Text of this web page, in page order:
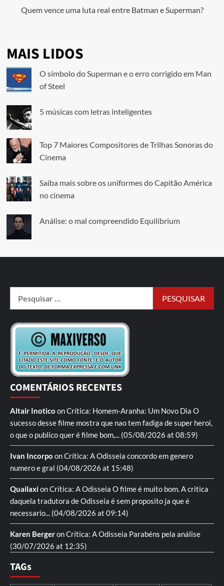
Quem vence uma luta real entre Batman e Superman?
MAIS LIDOS
O símbolo do Superman e o erro corrigido em Man
of Steel
5 músicas com letras inteligentes
Top 7 Maiores Compositores de Trilhas Sonoras do
Cinema
Saiba mais sobre os uniformes do Capitão América
no cinema
Análise: o mal compreendido Equilibrium
COMENTÁRIOS RECENTES
Altair Inotico onCrítica: Homem-Aranha: Um Novo Dia O
sucesso desse filme mostra que nao tem fadiga de super heroi,
o que o publico quer é filme bom,... (05/08/2026 at 08:59)
Ivan Incorpo onCrítica: A Odisseia concordo em genero
numero e gral (04/08/2026 at 15:48)
QuailaxionCrítica: A Odisseia O filme é muito bom. A critica
daquela tradutora de Odisseia é sem proposito ja que é
necessario... (04/08/2026 at 09:14)
Karen BergeronCrítica: A Odisseia Parabéns pela análise
(30/07/2026 at 12:35)
TAGs